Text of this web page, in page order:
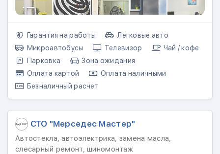
Гарантия на работы
Легковые авто
Микроавтобусы
Телевизор
Чай / кофе
Парковка
Зона ожидания
Оплата картой
Оплата наличными
Безналичный расчет
СТО "Мерседес Мастер"
Автостекла, автоэлектрика, замена масла,
слесарный ремонт, шиномонтаж